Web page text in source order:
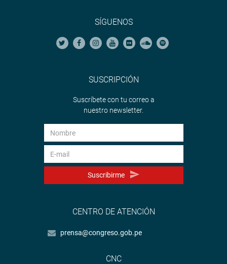
SÍGUENOS
SUSCRIPCIÓN
Suscríbete con tu correo a
nuestro newsletter.
Suscribirme
CENTRO DE ATENCIÓN
prensa@congreso.gob.pe
CNC